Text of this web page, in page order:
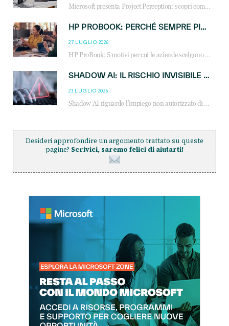
Microsoft presenta Project Perception: scopri come gli agenti AI possono trasformare cybersecurity, SOC e servizi gestiti degli MSP.
HP PROBOOK: PERCHÉ SEMPRE PIÙ AZIENDE SCELGONO NOTEBOOK PROGETTATI PER IL LAVORO MODERNO
27 LUGLIO 2026
HP ProBook: 5 motivi per cui le aziende scelgono i notebook business HP per migliorare produttività, sicurezza e gestione dell’AI.
SHADOW AI: IL RISCHIO INVISIBILE CHE LE AZIENDE POSSONO GOVERNARE
23 LUGLIO 2026
Shadow AI riguardo l’impiego non autorizzato di sistemi AI all’interno dell’azienda. E’ una pratica che si diffonde a partire dai dipendenti fino ai dirigenti e mette a repentaglio la cybersecurity, con costi più elevati per le organizzazioni. Due recenti report illustrano il fenomeno e forniscono dati in merito
Desideri approfondire un argomento trattato su queste
pagine? Scrivici, saremo felici di aiutarti!